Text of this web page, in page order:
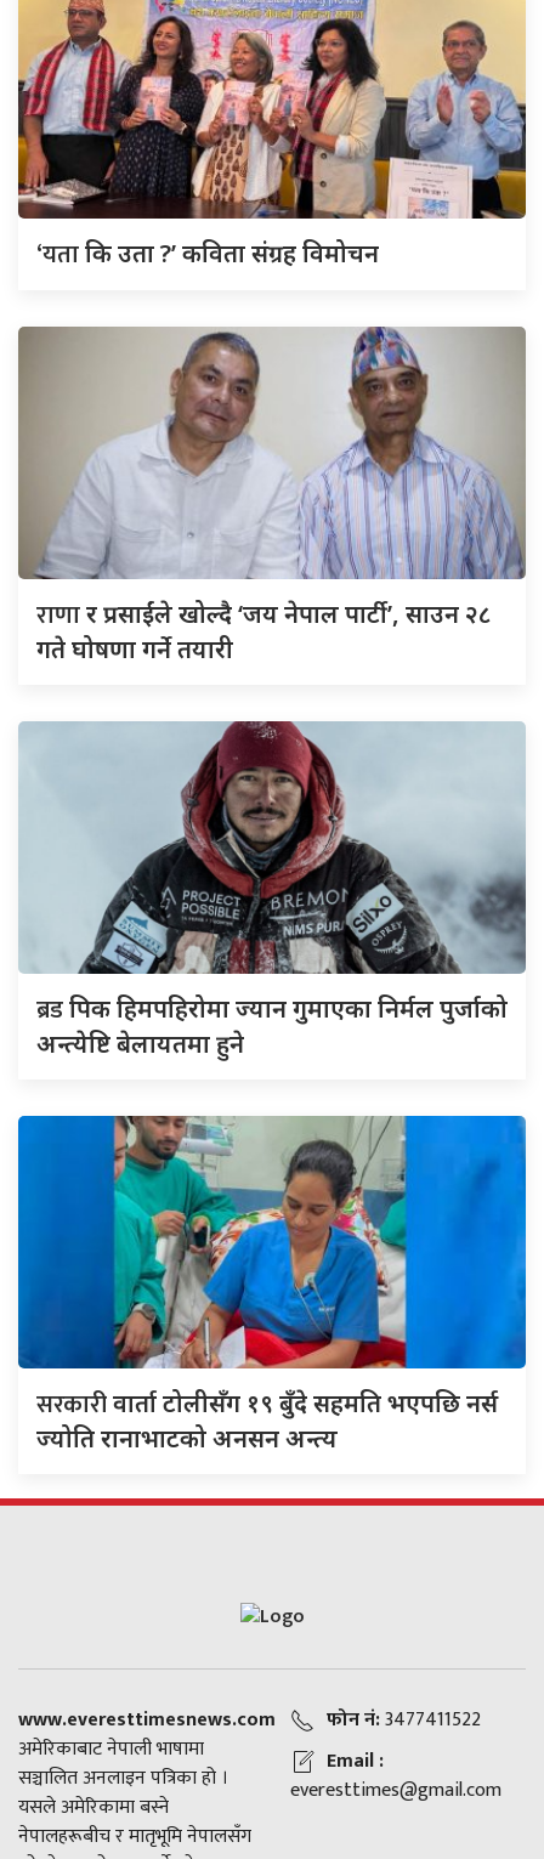
‘यताकि उता ?’ कविता संग्रह विमोचन
राणार प्रसाईंले खोल्दै ‘जय नेपाल पार्टी’, साउन २८
गते घोषणा गर्ने तयारी
ब्रडपिक हिमपहिरोमा ज्यान गुमाएका निर्मल पुर्जाको
अन्त्येष्टि बेलायतमा हुने
सरकारीवार्ता टोलीसँग १९ बुँदे सहमति भएपछि नर्स
ज्योति रानाभाटको अनसन अन्त्य
www.everesttimesnews.com
अमेरिकाबाट नेपाली भाषामा
सञ्चालित अनलाइन पत्रिका हो ।
यसले अमेरिकामा बस्ने
नेपालहरूबीच र मातृभूमि नेपालसँग
फोन नं:3477411522
Email :
everesttimes@gmail.com